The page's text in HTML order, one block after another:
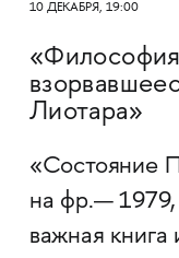
10 ДЕКАБРЯ, 19:00
«Философия
Лиотара»
«Состояние
на фр.—
важная книга